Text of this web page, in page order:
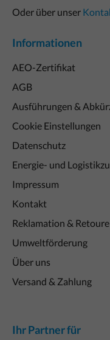
Oder über unser
Informationen
AEO-Zertifikat
AGB
Ausführungen &
Cookie Einstellungen
Datenschutz
Energie- und
Impressum
Kontakt
Reklamation & Retoure
Umweltförderung
Über uns
Versand & Zahlung
Ihr Partner für